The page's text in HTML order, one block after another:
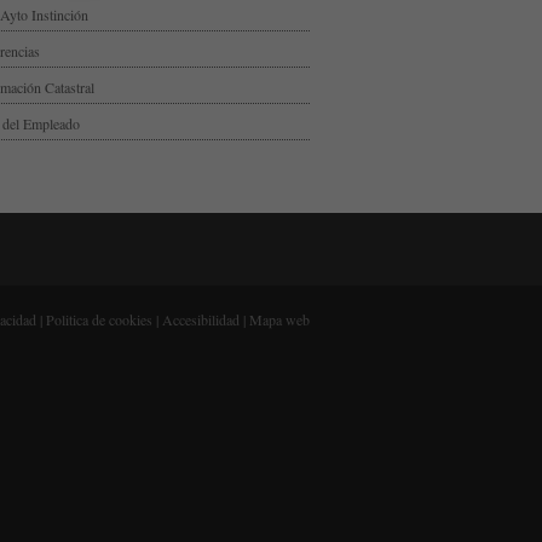
Instinción
Catastral
Empleado
| Politica de cookies | Accesibilidad | Mapa web